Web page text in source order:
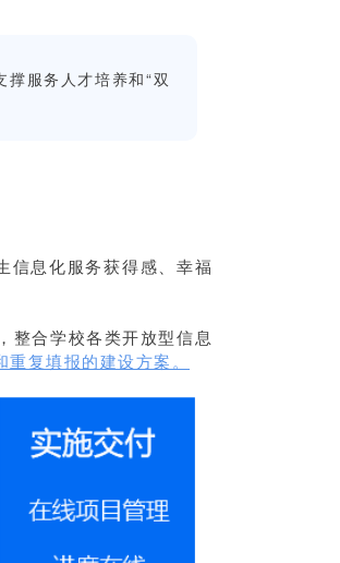
服务人才培养和“双
信息化服务获得感、幸福
，整合学校各类开放型信息
复填报的建设方案。